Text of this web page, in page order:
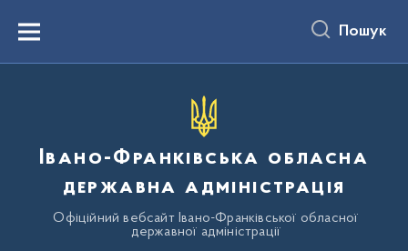
вмістуMenu Пошук
Івано-Франківська обласна
державна адміністрація
Офіційний вебсайт Івано-Франківської обласної
державної адміністрації